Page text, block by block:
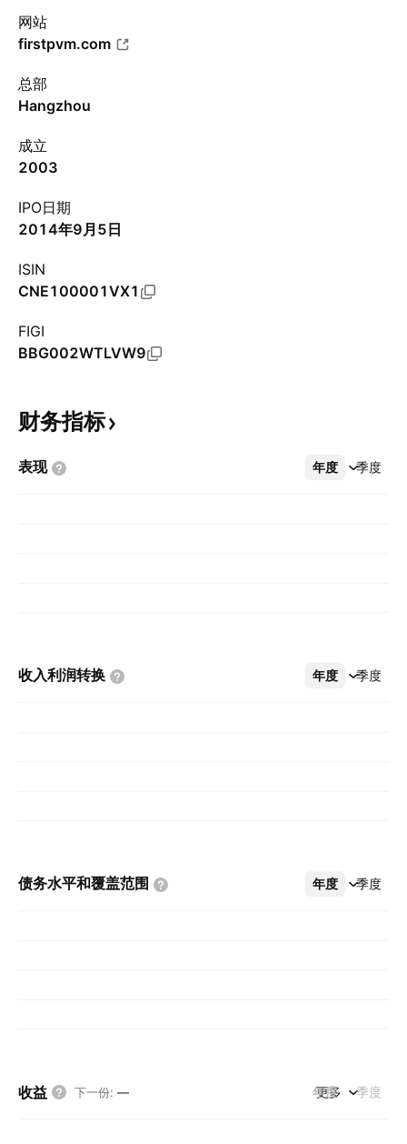
网站
firstpvm.com
总部
Hangzhou
成立
2003
IPO日期
2014年9月5日
ISIN
CNE100001VX1
FIGI
BBG002WTLVW9
财务指标
表现 年度 季度
更多
收入利润转换 年度 季度
更多
债务水平和覆盖范围 年度 季度
更多
收益 下一份: — 年度 季度
更多